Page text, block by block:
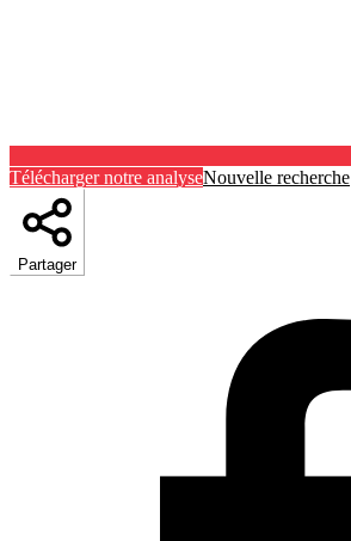
Télécharger notre analyseNouvelle recherche
Partager